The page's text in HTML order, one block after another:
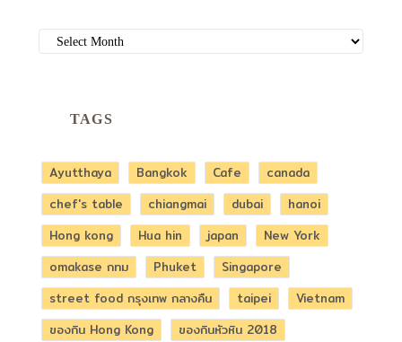
ARCHIVES
TAGS
Ayutthaya Bangkok Cafe
canada
chef's table
chiangmai dubai
hanoi
Hong kong
Hua hin japan
New York
omakase กทม
Phuket
Singapore
street food กรุงเทพ กลางคืน
taipei
Vietnam
ของกิน Hong Kong
ของกินหัวหิน 2018